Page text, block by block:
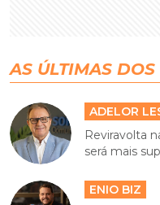
AS ÚLTIMAS DOS
ADELOR
Reviravolta
será mais
ENIO BIZ